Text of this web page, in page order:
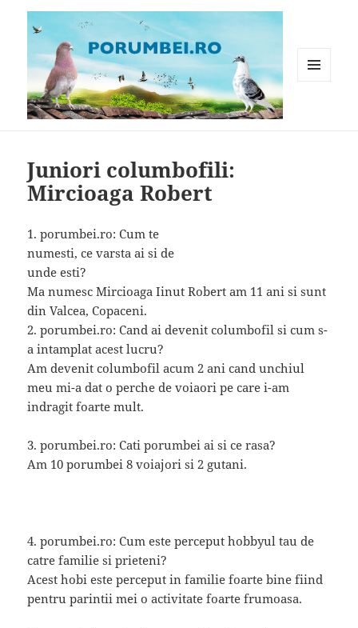
Juniori columbofili:
Mircioaga Robert
1. porumbei.ro: Cum te
numesti, ce varsta ai si de
unde esti?
Ma numesc Mircioaga Iinut Robert am 11 ani si sunt
din Valcea, Copaceni.
2. porumbei.ro: Cand ai devenit columbofil si cum s-
a intamplat acest lucru?
Am devenit columbofil acum 2 ani cand unchiul
meu mi-a dat o perche de voiaori pe care i-am
indragit foarte mult.
3. porumbei.ro: Cati porumbei ai si ce rasa?
Am 10 porumbei 8 voiajori si 2 gutani.
4. porumbei.ro: Cum este perceput hobbyul tau de
catre familie si prieteni?
Acest hobi este perceput in familie foarte bine fiind
pentru parintii mei o activitate foarte frumoasa.